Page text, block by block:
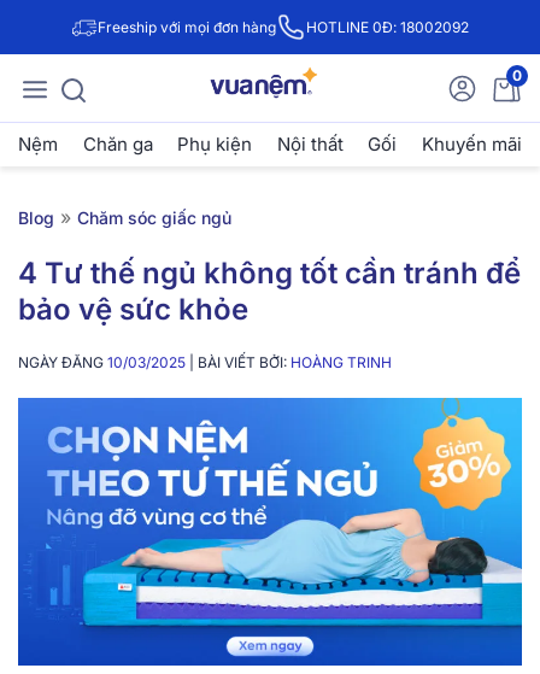
Freeship với mọi đơn hàng HOTLINE 0Đ: 18002092
0
Nệm Chăn ga Phụ kiện Nội thất Gối Khuyến mãi
Blog » Chăm sóc giấc ngủ
4 Tư thế ngủ không tốt cần tránh để
bảo vệ sức khỏe
NGÀY ĐĂNG 10/03/2025 | BÀI VIẾT BỞI: HOÀNG TRINH